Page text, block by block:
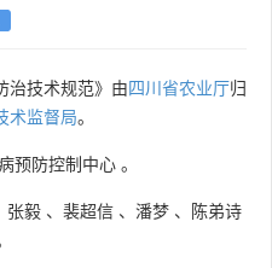
员会
治技术规范》由四川省农业厅归
术监督局。
预防控制中心 。
张毅 、 裴超信 、 潘梦 、
陈弟诗